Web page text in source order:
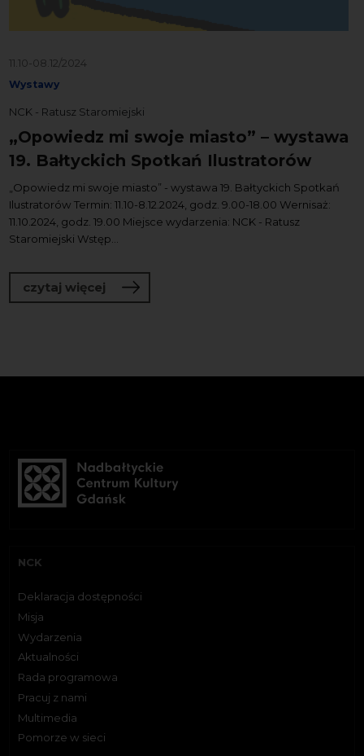
11.10-08.12/2024
Wystawy
NCK - Ratusz Staromiejski
„Opowiedz mi swoje miasto” – wystawa
19. Bałtyckich Spotkań Ilustratorów
„Opowiedz mi swoje miasto” - wystawa 19. Bałtyckich Spotkań
Ilustratorów Termin: 11.10-8.12.2024, godz. 9.00-18.00 Wernisaż:
11.10.2024, godz. 19.00 Miejsce wydarzenia: NCK - Ratusz
Staromiejski Wstęp...
czytaj więcej o „Opowiedz mi swoje miasto” –
NCK
Deklaracja dostępności
Misja
Wydarzenia
Aktualności
Rada programowa
Pracuj z nami
Multimedia
Pomorze w sieci